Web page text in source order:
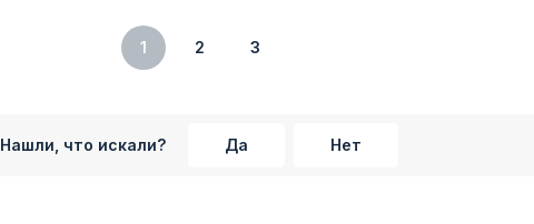
1 2 3
Нашли, что искали? Да Нет